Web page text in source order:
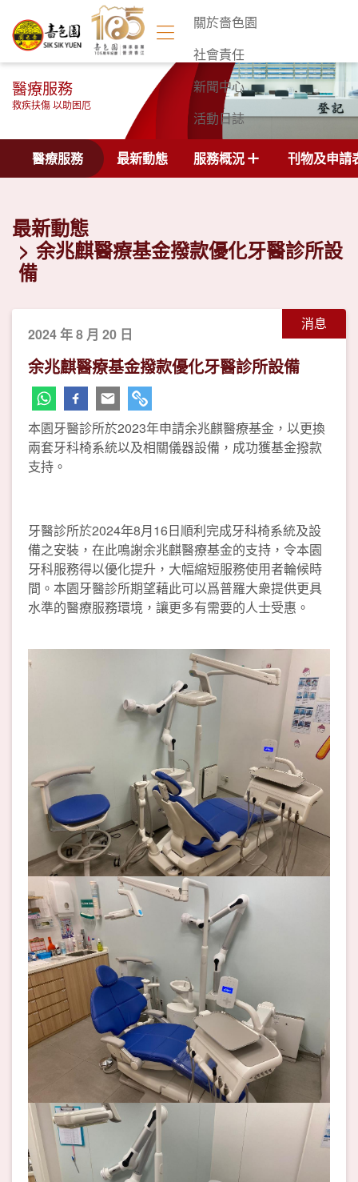
關於嗇色園
社會責任
新聞中心
活動日誌
聯絡我們
醫療服務
救疾扶傷 以助困厄
醫療服務 最新動態 服務概況 刊物及申請
最新動態
余兆麒醫療基金撥款優化牙醫診所設
備
消息
2024 年 8 月 20 日
余兆麒醫療基金撥款優化牙醫診所設備
本園牙醫診所於2023年申請余兆麒醫療基金，以更換
兩套牙科椅系統以及相關儀器設備，成功獲基金撥款
支持。
牙醫診所於2024年8月16日順利完成牙科椅系統及設
備之安裝，在此鳴謝余兆麒醫療基金的支持，令本園
牙科服務得以優化提升，大幅縮短服務使用者輪候時
間。本園牙醫診所期望藉此可以爲普羅大衆提供更具
水準的醫療服務環境，讓更多有需要的人士受惠。